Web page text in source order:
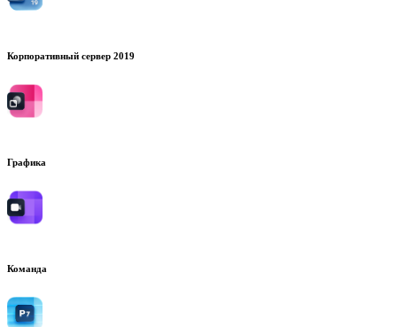
Корпоративный сервер 2019
Графика
Команда